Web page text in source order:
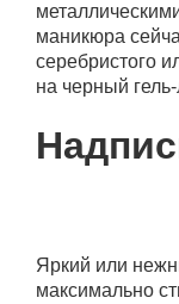
маникюра
серебристого
на черный гель-
Яркий или
максимально